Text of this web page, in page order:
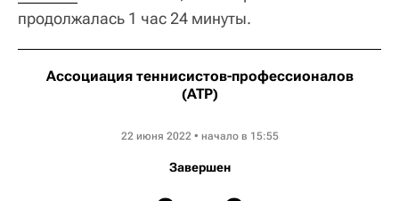
продолжалась 1 час 24 минуты.
Ассоциация теннисистов-профессионалов
(ATP)
22 июня 2022 • начало в 15:55
Завершен